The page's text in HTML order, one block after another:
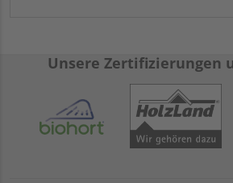
Unsere Zertifizierungen